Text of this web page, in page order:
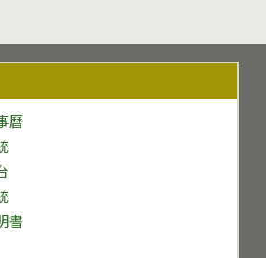
曆
書